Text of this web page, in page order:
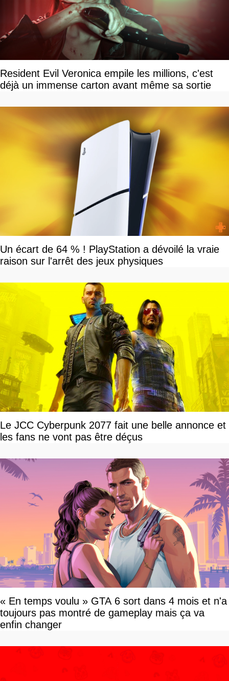
Resident Evil Veronica empile les millions, c'est
déjà un immense carton avant même sa sortie
Un écart de 64 % ! PlayStation a dévoilé la vraie
raison sur l'arrêt des jeux physiques
Le JCC Cyberpunk 2077 fait une belle annonce et
les fans ne vont pas être déçus
« En temps voulu » GTA 6 sort dans 4 mois et n'a
toujours pas montré de gameplay mais ça va
enfin changer